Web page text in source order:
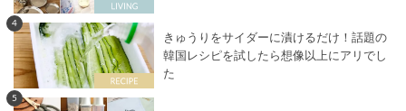
4
きゅうりをサイダーに漬けるだけ！話題の
韓国レシピを試したら想像以上にアリでし
た
5